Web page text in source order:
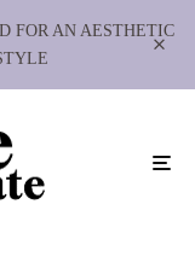
FOR AN AESTHETIC